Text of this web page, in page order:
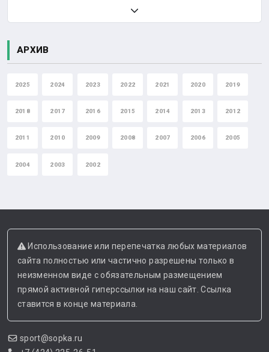
АРХИВ
2025 2024 2023 2022 2021 2020 2019
2018 2017 2016 2015 2014 2013 2012
2011 2010 2009 2008 2007 2006 2005
2004 2003 2002
Использование или перепечатка любых материалов
сайта полностью или частично разрешены только в
неизменном виде с обязательным размещением
прямой активной гиперссылки на наш сайт. Ссылка
ставится в конце материала.
sport@sopka.ru